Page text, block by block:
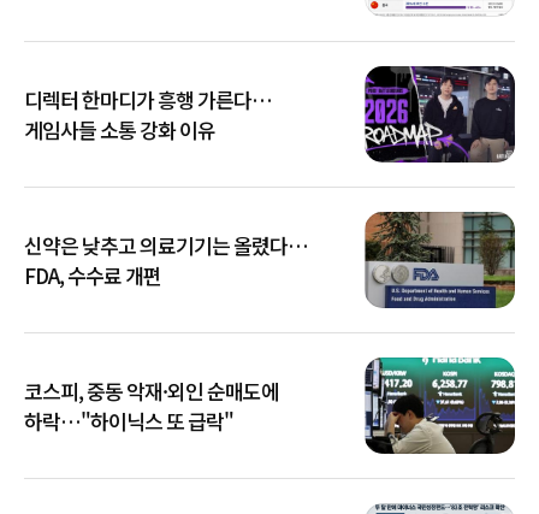
디렉터 한마디가 흥행 가른다…
게임사들 소통 강화 이유
신약은 낮추고 의료기기는 올렸다…
FDA, 수수료 개편
코스피, 중동 악재·외인 순매도에
하락…"하이닉스 또 급락"